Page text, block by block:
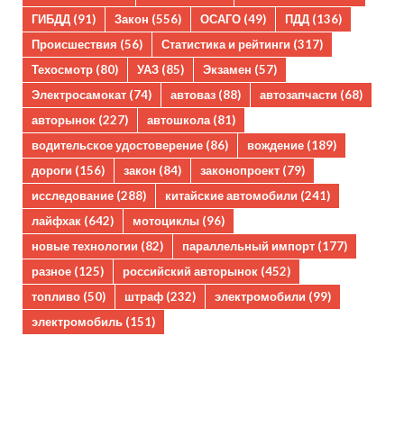
ГИБДД (91) Закон (556) ОСАГО (49) ПДД (136)
Происшествия (56) Статистика и рейтинги (317)
Техосмотр (80) УАЗ (85) Экзамен (57)
Электросамокат (74) автоваз (88) автозапчасти (68)
авторынок (227) автошкола(81)
водительское удостоверение (86) вождение (189)
дороги (156) закон (84) законопроект (79)
исследование (288) китайские автомобили (241)
лайфхак (642) мотоциклы (96)
новые технологии (82) параллельный импорт (177)
разное (125) российский авторынок (452)
топливо (50) штраф (232) электромобили (99)
электромобиль (151)